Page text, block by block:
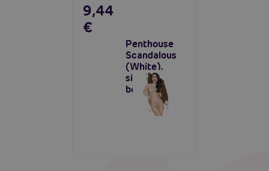
Penthouse
Scandalous
(White),
sieťované
body
9,44
€